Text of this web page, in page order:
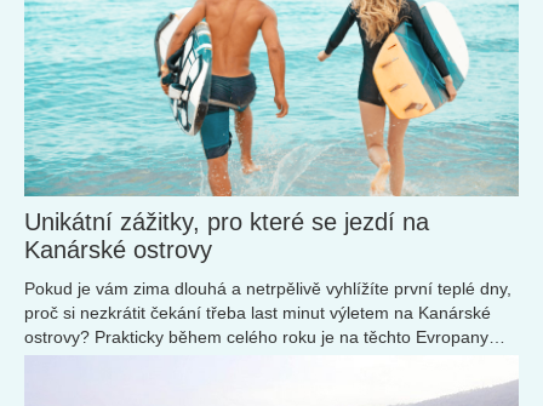
Unikátní zážitky, pro které se jezdí na
Kanárské ostrovy
Pokud je vám zima dlouhá a netrpělivě vyhlížíte první teplé dny,
proč si nezkrátit čekání třeba last minut výletem na Kanárské
ostrovy? Prakticky během celého roku je na těchto Evropany
oblíbených ostrovech...